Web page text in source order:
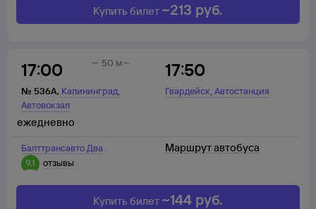
Купить билет ~213 руб.
17:00
№ 536А, Калининград,
Автовокзал
17:50
Гвардейск,Автостанция
50 м
Балттрансавто Два
9,1
отзывы
ежедневно
Маршрут автобуса
Купить билет ~144 руб.